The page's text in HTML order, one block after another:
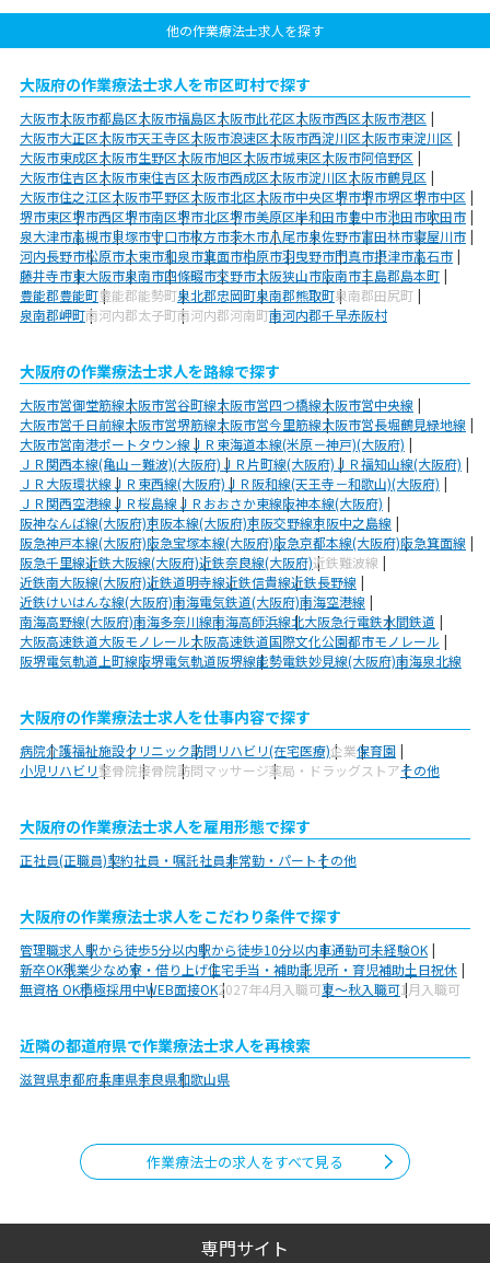
他の作業療法士求人を探す
大阪府の作業療法士求人を市区町村で探す
大阪市大阪市都島区大阪市福島区大阪市此花区大阪市西区大阪市港区
大阪市大正区大阪市天王寺区大阪市浪速区大阪市西淀川区大阪市東淀川区
大阪市東成区大阪市生野区大阪市旭区大阪市城東区大阪市阿倍野区
大阪市住吉区大阪市東住吉区大阪市西成区大阪市淀川区大阪市鶴見区
大阪市住之江区大阪市平野区大阪市北区大阪市中央区堺市堺市堺区堺市中区
堺市東区堺市西区堺市南区堺市北区堺市美原区岸和田市豊中市池田市吹田市
泉大津市高槻市貝塚市守口市枚方市茨木市八尾市泉佐野市富田林市寝屋川市
河内長野市松原市大東市和泉市箕面市柏原市羽曳野市門真市摂津市高石市
藤井寺市東大阪市泉南市四條畷市交野市大阪狭山市阪南市三島郡島本町
豊能郡豊能町豊能郡能勢町泉北郡忠岡町泉南郡熊取町泉南郡田尻町
泉南郡岬町南河内郡太子町南河内郡河南町南河内郡千早赤阪村
大阪府の作業療法士求人を路線で探す
大阪市営御堂筋線大阪市営谷町線大阪市営四つ橋線大阪市営中央線
大阪市営千日前線大阪市営堺筋線大阪市営今里筋線大阪市営長堀鶴見緑地線
大阪市営南港ポートタウン線ＪＲ東海道本線(米原－神戸)(大阪府)
ＪＲ関西本線(亀山－難波)(大阪府)ＪＲ片町線(大阪府)ＪＲ福知山線(大阪府)
ＪＲ大阪環状線ＪＲ東西線(大阪府)ＪＲ阪和線(天王寺－和歌山)(大阪府)
ＪＲ関西空港線ＪＲ桜島線ＪＲおおさか東線阪神本線(大阪府)
阪神なんば線(大阪府)京阪本線(大阪府)京阪交野線京阪中之島線
阪急神戸本線(大阪府)阪急宝塚本線(大阪府)阪急京都本線(大阪府)阪急箕面線
阪急千里線近鉄大阪線(大阪府)近鉄奈良線(大阪府)近鉄難波線
近鉄南大阪線(大阪府)近鉄道明寺線近鉄信貴線近鉄長野線
近鉄けいはんな線(大阪府)南海電気鉄道(大阪府)南海空港線
南海高野線(大阪府)南海多奈川線南海高師浜線北大阪急行電鉄水間鉄道
大阪高速鉄道大阪モノレール大阪高速鉄道国際文化公園都市モノレール
阪堺電気軌道上町線阪堺電気軌道阪堺線能勢電鉄妙見線(大阪府)南海泉北線
大阪府の作業療法士求人を仕事内容で探す
病院介護福祉施設クリニック訪問リハビリ(在宅医療)企業保育園
小児リハビリ整骨院接骨院訪問マッサージ薬局・ドラッグストアその他
大阪府の作業療法士求人を雇用形態で探す
正社員(正職員)契約社員・嘱託社員非常勤・パートその他
大阪府の作業療法士求人をこだわり条件で探す
管理職求人駅から徒歩5分以内駅から徒歩10分以内車通勤可未経験OK
新卒OK残業少なめ寮・借り上げ住宅手当・補助託児所・育児補助土日祝休
無資格 OK積極採用中WEB面接OK2027年4月入職可夏～秋入職可1月入職可
近隣の都道府県で作業療法士求人を再検索
滋賀県京都府兵庫県奈良県和歌山県
作業療法士の求人をすべて見る
専門サイト